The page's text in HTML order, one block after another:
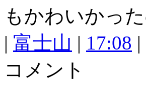
もかわいかっ
| 富士山 | 17:08 |
コメント